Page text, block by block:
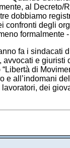
al Decreto/
dobbiamo
confronti degli
formalmente
fa i sindacati
avvocati e giuristi
di
e all’indomani
dei